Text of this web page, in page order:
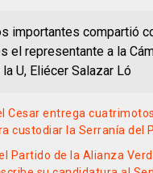
importantes compartió
el representante a la
U, Eliécer Salazar Ló
Cesar entrega
custodiar la Serranía del
Partido de la Alianza